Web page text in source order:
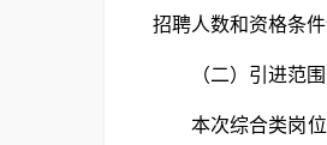
招聘人数和资格条
（二）引进范围
本次综合类岗位